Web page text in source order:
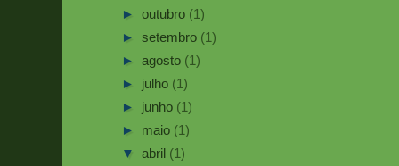
►outubro (1)
►setembro (1)
►agosto (1)
► julho (1)
► junho (1)
► maio (1)
▼abril (1)